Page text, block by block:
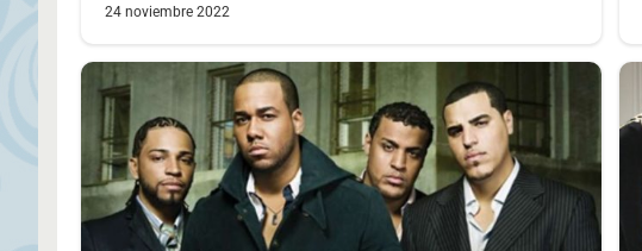
24 noviembre 2022